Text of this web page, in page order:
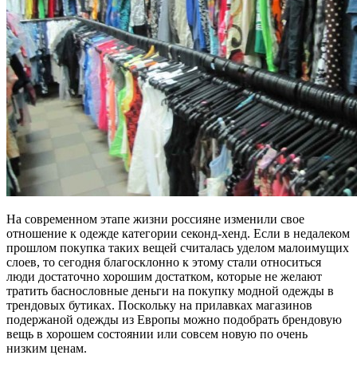
На современном этапе жизни россияне изменили свое
отношение к одежде категории секонд-хенд. Если в недалеком
прошлом покупка таких вещей считалась уделом малоимущих
слоев, то сегодня благосклонно к этому стали относиться
люди достаточно хорошим достатком, которые не желают
тратить баснословные деньги на покупку модной одежды в
трендовых бутиках. Поскольку на прилавках магазинов
подержаной одежды из Европы можно подобрать брендовую
вещь в хорошем состоянии или совсем новую по очень
низким ценам.